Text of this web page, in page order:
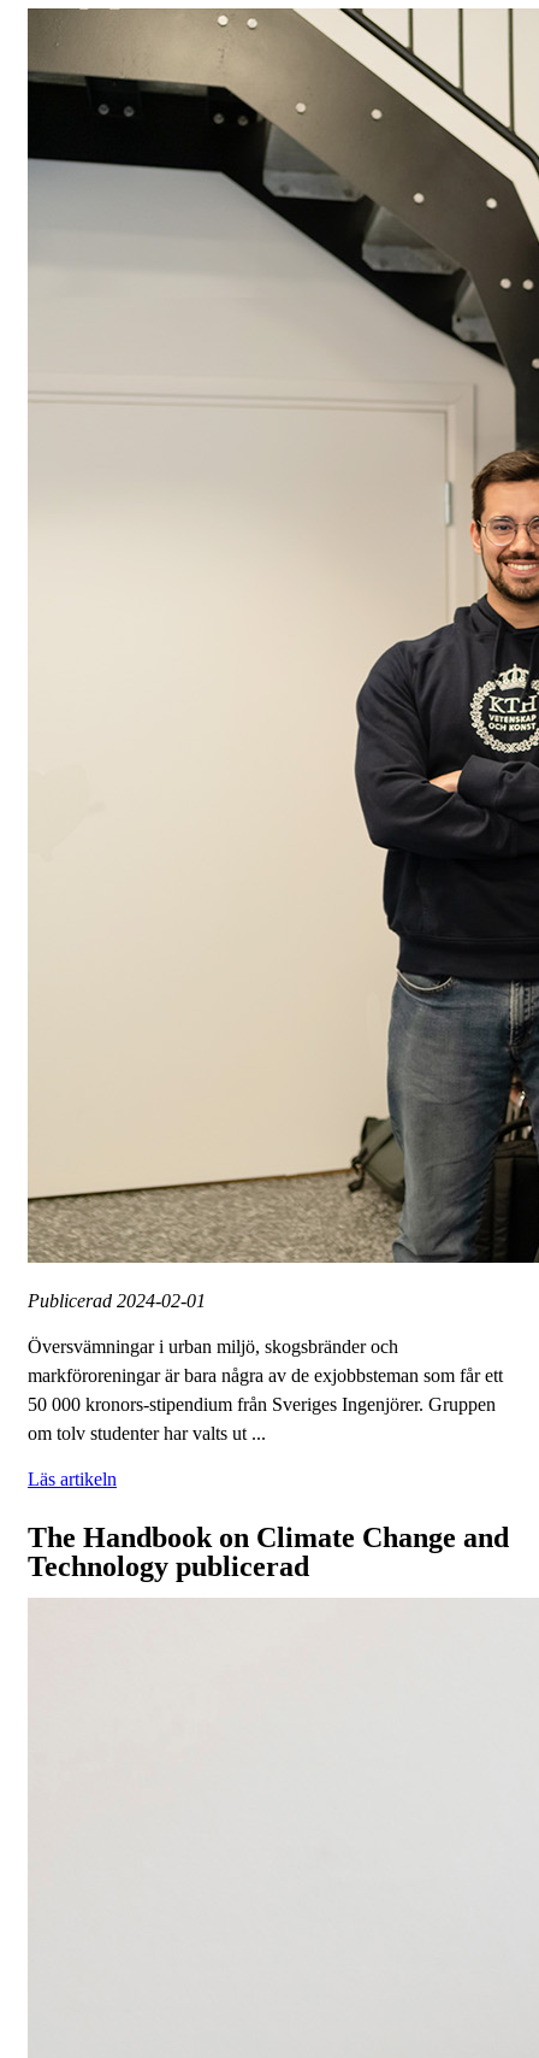
Publicerad 2024-02-01
Översvämningar i urban miljö, skogsbränder och
markföroreningar är bara några av de exjobbsteman som får ett
50 000 kronors-stipendium från Sveriges Ingenjörer. Gruppen
om tolv studenter har valts ut ...
Läs artikeln
The Handbook on Climate Change and
Technology publicerad